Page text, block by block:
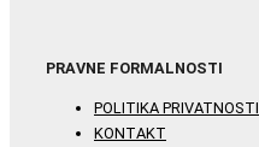
PRAVNE FORMALNOSTI
POLITIKA PRIVATNOSTI
KONTAKT